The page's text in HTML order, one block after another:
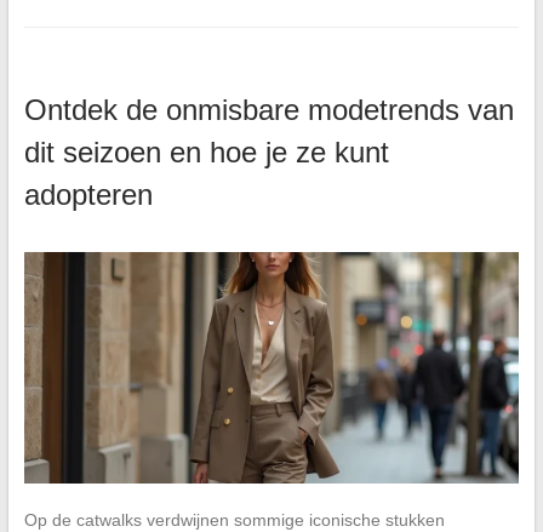
Ontdek de onmisbare modetrends van
dit seizoen en hoe je ze kunt
adopteren
Op de catwalks verdwijnen sommige iconische stukken